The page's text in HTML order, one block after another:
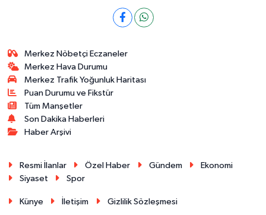
Merkez Nöbetçi Eczaneler
Merkez Hava Durumu
Merkez Trafik Yoğunluk Haritası
Puan Durumu ve Fikstür
Tüm Manşetler
Son Dakika Haberleri
Haber Arşivi
Resmi İlanlar Özel Haber Gündem
Ekonomi
Siyaset
Spor
Künye İletişim Gizlilik Sözleşmesi